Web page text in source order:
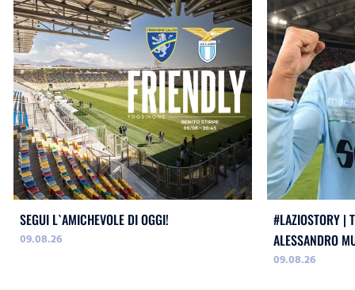
SEGUI L`AMICHEVOLE DI OGGI!
09.08.26
#LAZIOSTORY |
ALESSANDRO
09.08.26